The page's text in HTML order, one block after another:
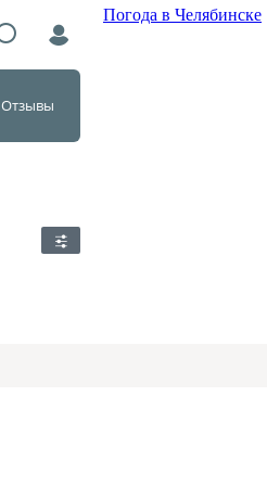
Погода в Челябинске
Отзывы